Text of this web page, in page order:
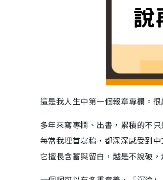
這是我人生中第一個報章專欄。
多年來寫專欄、出書，累積的不
每當我埋首寫稿，都深深感受到
它擅長含蓄與留白，越是不說破，